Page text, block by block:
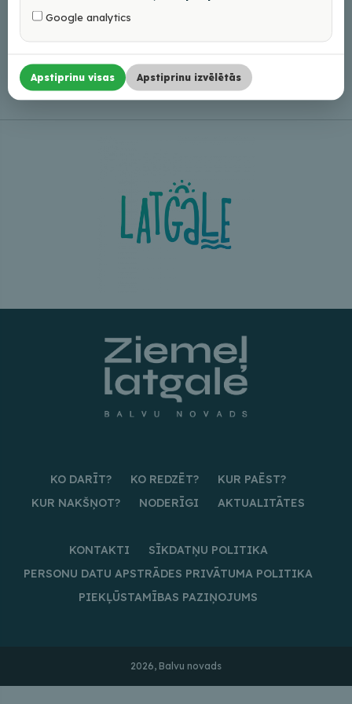
mērķprogrammas “Latviešu vēsturisko zemju
attīstības programma” finansiālu atbalstu
KO DARĪT? KO REDZĒT?
KUR PAĒST?
KUR NAKŠŅOT?
NODERĪGI AKTUALITĀTES
KONTAKTI
SĪKDATŅU POLITIKA
PERSONU DATU APSTRĀDES PRIVĀTUMA POLITIKA
PIEKĻŪSTAMĪBAS PAZIŅOJUMS
2026, Balvu novads
Google analytics
Apstiprinu visas Apstiprinu izvēlētās